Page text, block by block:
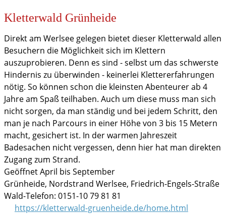
Kletterwald Grünheide
Direkt am Werlsee gelegen bietet dieser Kletterwald allen
Besuchern die Möglichkeit sich im Klettern
auszuprobieren. Denn es sind - selbst um das schwerste
Hindernis zu überwinden - keinerlei Klettererfahrungen
nötig. So können schon die kleinsten Abenteurer ab 4
Jahre am Spaß teilhaben. Auch um diese muss man sich
nicht sorgen, da man ständig und bei jedem Schritt, den
man je nach Parcours in einer Höhe von 3 bis 15 Metern
macht, gesichert ist. In der warmen Jahreszeit
Badesachen nicht vergessen, denn hier hat man direkten
Zugang zum Strand.
Geöffnet April bis September
Grünheide, Nordstrand Werlsee, Friedrich-Engels-Straße
Wald-Telefon: 0151-10 79 81 81
https://kletterwald-gruenheide.de/home.html